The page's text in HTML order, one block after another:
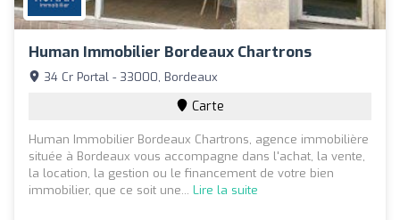
Human Immobilier Bordeaux Chartrons
34 Cr Portal - 33000, Bordeaux
Carte
Human Immobilier Bordeaux Chartrons, agence immobilière
située à Bordeaux vous accompagne dans l'achat, la vente,
la location, la gestion ou le financement de votre bien
immobilier, que ce soit une... Lire la suite